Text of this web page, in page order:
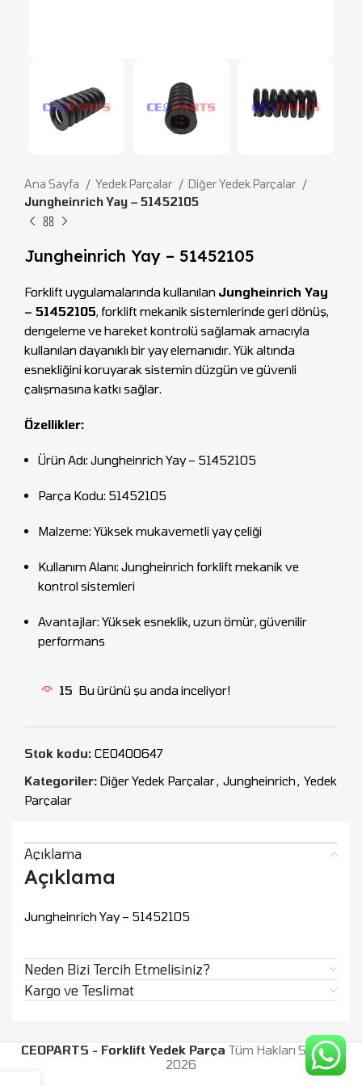
Ana Sayfa Yedek Parçalar
Diğer Yedek Parçalar
Jungheinrich Yay – 51452105
Jungheinrich Yay – 51452105
Forklift uygulamalarında kullanılan Jungheinrich Yay
– 51452105, forklift mekanik sistemlerinde geri dönüş,
dengeleme ve hareket kontrolü sağlamak amacıyla
kullanılan dayanıklı bir yay elemanıdır. Yük altında
esnekliğini koruyarak sistemin düzgün ve güvenli
çalışmasına katkı sağlar.
Özellikler:
Ürün Adı: Jungheinrich Yay – 51452105
Parça Kodu: 51452105
Malzeme: Yüksek mukavemetli yay çeliği
Kullanım Alanı: Jungheinrich forklift mekanik ve
kontrol sistemleri
Avantajlar: Yüksek esneklik, uzun ömür, güvenilir
performans
15 Bu ürünü şu anda inceliyor!
Stok kodu: CEO400647
Kategoriler: Diğer Yedek Parçalar, Jungheinrich, Yedek
Parçalar
Açıklama
Açıklama
Jungheinrich Yay – 51452105
Neden Bizi Tercih Etmelisiniz?
Kargo ve Teslimat
CEOPARTS - Forklift Yedek Parça Tüm Hakları Saklıdır.
2026